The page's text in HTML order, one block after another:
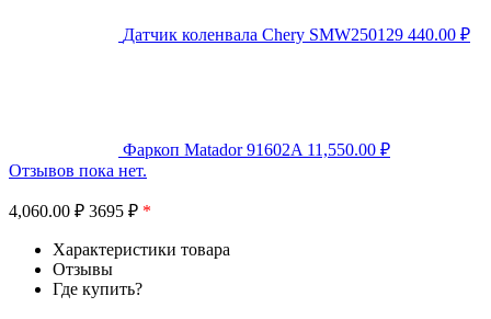
Датчик коленвала Chery SMW250129 440.00 ₽
Фаркоп Matador 91602A 11,550.00 ₽
Отзывов пока нет.
4,060.00 ₽ 3695 ₽ *
Характеристики товара
Отзывы
Где купить?